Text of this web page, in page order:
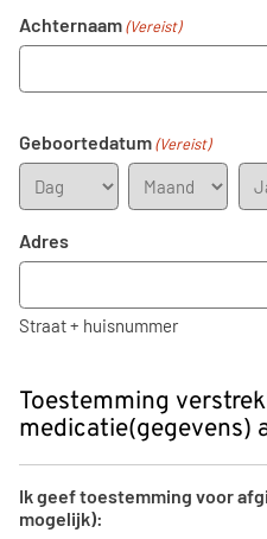
Achternaam (Vereist)
Geboortedatum (Vereist)
Dag Maand
Adres
Straat + huisnummer
Toestemming
medicatie(gegevens)
Ik geef toestemming voor
mogelijk):